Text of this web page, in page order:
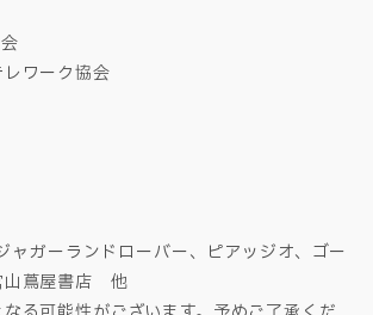
ワーク協会
ャガーランドローバー、ピアッジオ、ゴー
山蔦屋書店 他